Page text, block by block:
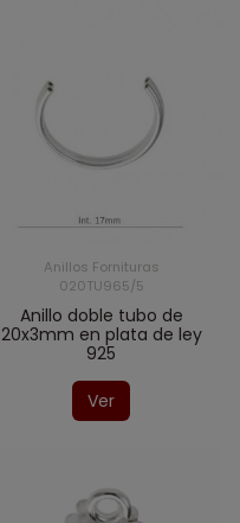
Anillos Fornituras
020TU965/5
Anillo doble tubo de
20x3mm en plata de ley
925
Ver